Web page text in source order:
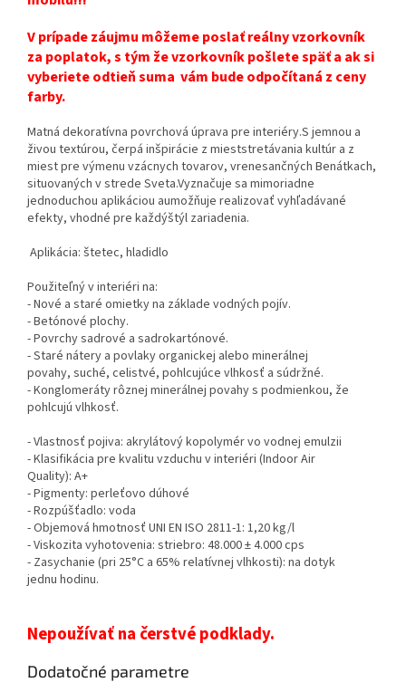
V prípade záujmu môžeme poslať reálny vzorkovník
za poplatok, s tým že vzorkovník pošlete späť a ak si
vyberiete odtieň suma vám bude odpočítaná z ceny
farby.
Matná dekoratívna povrchová úprava pre interiéry.S jemnou a
živou textúrou, čerpá inšpirácie z mieststretávania kultúr a z
miest pre výmenu vzácnych tovarov, vrenesančných Benátkach,
situovaných v strede Sveta.Vyznačuje sa mimoriadne
jednoduchou aplikáciou aumožňuje realizovať vyhľadávané
efekty, vhodné pre každýštýl zariadenia.
Aplikácia: štetec, hladidlo
Použiteľný v interiéri na:
- Nové a staré omietky na základe vodných pojív.
- Betónové plochy.
- Povrchy sadrové a sadrokartónové.
- Staré nátery a povlaky organickej alebo minerálnej
povahy, suché, celistvé, pohlcujúce vlhkosť a súdržné.
- Konglomeráty rôznej minerálnej povahy s podmienkou, že
pohlcujú vlhkosť.
- Vlastnosť pojiva: akrylátový kopolymér vo vodnej emulzii
- Klasifikácia pre kvalitu vzduchu v interiéri (Indoor Air
Quality): A+
- Pigmenty: perleťovo dúhové
- Rozpúšťadlo: voda
- Objemová hmotnosť UNI EN ISO 2811-1: 1,20 kg/l
- Viskozita vyhotovenia: striebro: 48.000 ± 4.000 cps
- Zasychanie (pri 25°C a 65% relatívnej vlhkosti): na dotyk
jednu hodinu.
Nepoužívať na čerstvé podklady.
Dodatočné parametre